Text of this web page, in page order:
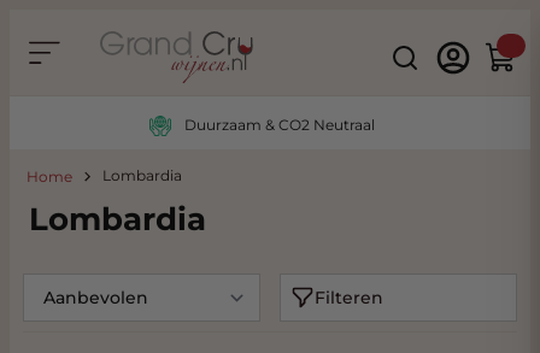
Search
Duurzaam & CO2 Neutraal
Home Lombardia
Lombardia
Filteren